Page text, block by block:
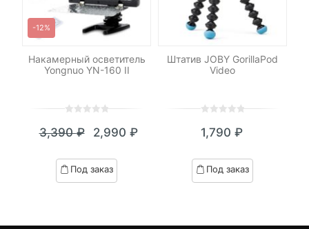
-12%
Накамерный осветитель
Yongnuo YN-160 II
out
based
on
3,390₽
Первоначальная
цена
составляла
2,990 ₽
Текущая
цена:
2,990 ₽.
Под заказ
Штатив JOBY GorillaPod
Video
out
based
on
1,790 ₽
Под заказ